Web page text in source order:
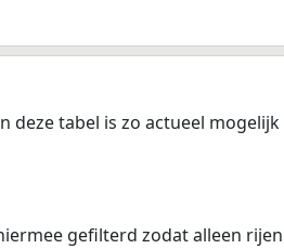
tabel is zo actueel
gefilterd zodat alleen